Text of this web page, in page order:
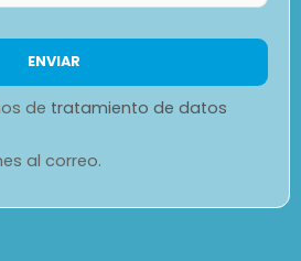
de tratamiento de datos
al correo.